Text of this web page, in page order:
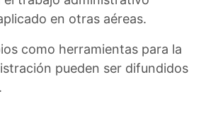
en otras aéreas.
como herramientas para la
pueden ser difundidos